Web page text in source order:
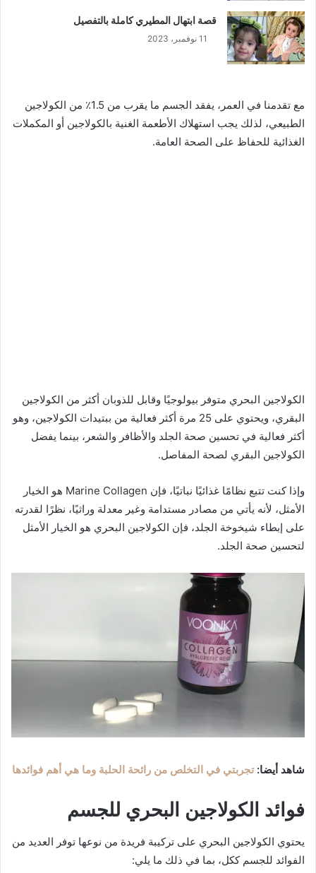
قصة ابتهال المطيري كاملة بالتفصيل
11 نوفمبر، 2023
مع تقدمنا ​​في العمر، يفقد الجسم ما يقرب من 1.5٪ من الكولاجين
الطبيعي، لذلك يجب استهلاك الأطعمة الغنية بالكولاجين أو المكملات
الغذائية للحفاظ على الصحة العامة.
الكولاجين البحري متوفر بيولوجيًا وقابل للذوبان أكثر من الكولاجين
البقري، ويحتوي على 25 مرة أكثر فعالية من ببتيدات الكولاجين، وهو
أكثر فعالية في تحسين صحة الجلد والأظافر والشعر، بينما يفضل
الكولاجين البقري لصحة المفاصل.
وإذا كنت تتبع نظامًا غذائيًا نباتيًا، فإن Marine Collagen هو الخيار
الأمثل، لأنه يأتي من مصادر مستدامة وغير معدلة وراثيًا، نظرًا لقدرته
على إبطاء شيخوخة الجلد، فإن الكولاجين البحري هو الخيار الأمثل
لتحسين صحة الجلد.
شاهد أيضا:تجربتي في التخلص من رائحة الحلبة وما هي أهم فوائدها
فوائد الكولاجين البحري للجسم
يحتوي الكولاجين البحري على تركيبة فريدة من نوعها توفر العديد من
الفوائد للجسم ككل، بما في ذلك ما يلي: